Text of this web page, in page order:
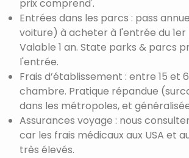
prix comprend'.
Entrées dans les parcs : pass
voiture) à acheter à l'entrée du
Valable 1 an. State parks & parcs
l'entrée.
Frais d’établissement : entre 15 et
chambre. Pratique répandue
dans les métropoles, et
Assurances voyage : nous
car les frais médicaux aux USA et
très élevés.